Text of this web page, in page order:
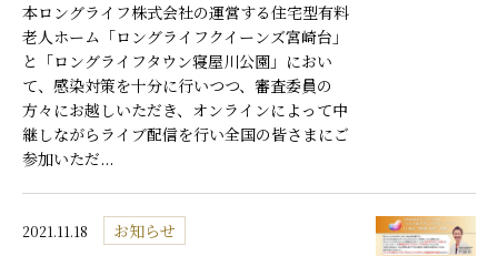
本ロングライフ株式会社の運営する住宅型有料
老人ホーム「ロングライフクイーンズ宮崎台」
と「ロングライフタウン寝屋川公園」におい
て、感染対策を十分に行いつつ、審査委員の
方々にお越しいただき、オンラインによって中
継しながらライブ配信を行い全国の皆さまにご
参加いただ...
2021.11.18 お知らせ